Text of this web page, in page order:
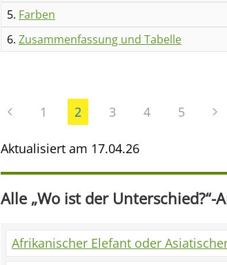
5. Farben
6. Zusammenfassung und Tabelle
1 2 3 4 5
Aktualisiert am 17.04.26
Alle „Wo ist der Unterschied?“-
Afrikanischer Elefant oder